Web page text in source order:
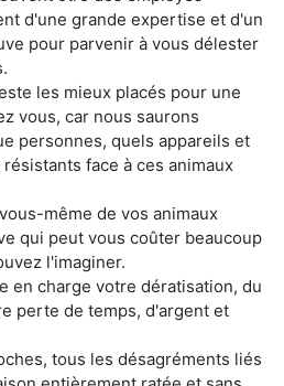
d'une grande expertise et d'un
pour parvenir à vous délester
les mieux placés pour une
vous, car nous saurons
personnes, quels appareils et
face à ces animaux
même de vos animaux
qui peut vous coûter beaucoup
l'imaginer.
en charge votre dératisation, du
perte de temps, d'argent et
tous les désagréments liés